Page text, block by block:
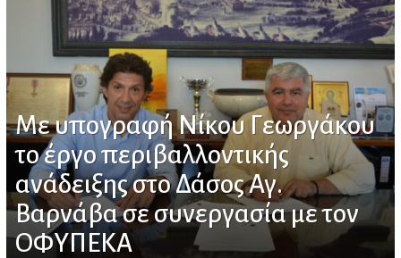
Με υπογραφή Νίκου Γεωργάκου
το έργο περιβαλλοντικής
ανάδειξης στο Δάσος Αγ.
Βαρνάβα σε συνεργασία με τον
ΟΦΥΠΕΚΑ